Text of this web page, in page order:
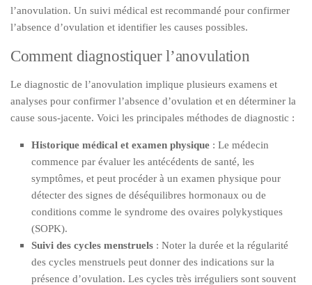
l’anovulation. Un suivi médical est recommandé pour confirmer
l’absence d’ovulation et identifier les causes possibles.
Comment diagnostiquer l’anovulation
Le diagnostic de l’anovulation implique plusieurs examens et
analyses pour confirmer l’absence d’ovulation et en déterminer la
cause sous-jacente. Voici les principales méthodes de diagnostic :
Historique médical et examen physique : Le médecin
commence par évaluer les antécédents de santé, les
symptômes, et peut procéder à un examen physique pour
détecter des signes de déséquilibres hormonaux ou de
conditions comme le syndrome des ovaires polykystiques
(SOPK).
Suivi des cycles menstruels : Noter la durée et la régularité
des cycles menstruels peut donner des indications sur la
présence d’ovulation. Les cycles très irréguliers sont souvent